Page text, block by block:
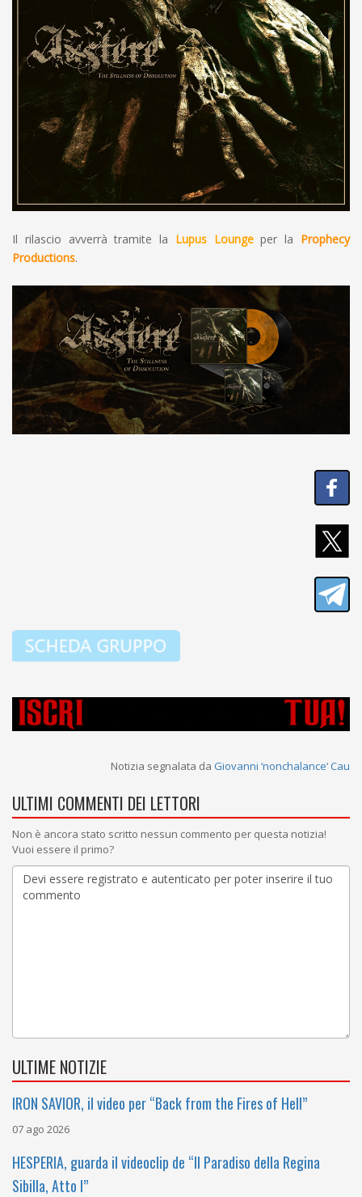
Il rilascio avverrà tramite la Lupus Loungeper la Prophecy
Productions.
Notizia segnalata da Giovanni ‘nonchalance‘ Cau
ULTIMI COMMENTI DEI LETTORI
Non è ancora stato scritto nessun commento per questa notizia!
Vuoi essere il primo?
ULTIME NOTIZIE
IRON SAVIOR, il video per “Back from the Fires of Hell”
07 ago 2026
HESPERIA, guarda il videoclip de “Il Paradiso della Regina
Sibilla, Atto I”